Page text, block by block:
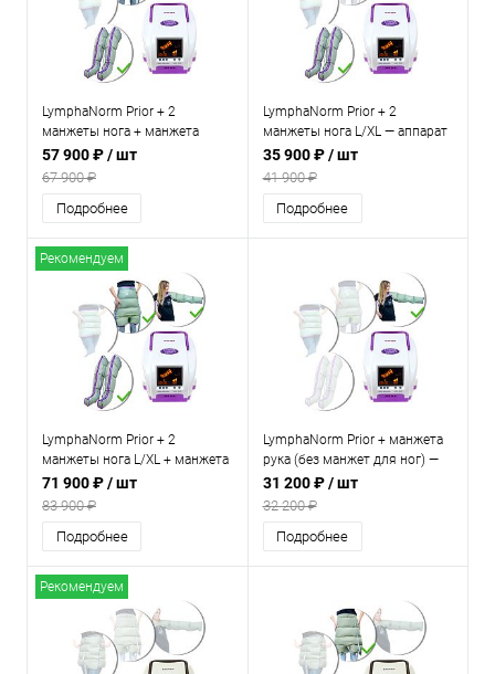
LymphaNorm Prior + 2
манжеты нога + манжета
шорты — аппарат для
прессотерапии и
лимфодренажа для дома
57 900 ₽/ шт
67 900 ₽
Подробнее
LymphaNorm Prior + 2
манжеты нога L/XL — аппарат
для прессотерапии и
лимфодренажа для дома
35 900 ₽/ шт
41 900 ₽
Подробнее
Рекомендуем
LymphaNorm Prior + 2
манжеты нога L/XL + манжета
рука + шорты — аппарат для
прессотерапии и
лимфодренажа для дома
71 900 ₽/ шт
83 900 ₽
Подробнее
LymphaNorm Prior + манжета
рука (без манжет для ног) —
аппарат для прессотерапии и
лимфодренажа для дома
31 200 ₽/ шт
32 200 ₽
Подробнее
Рекомендуем